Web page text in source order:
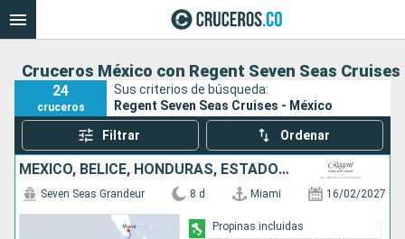
Cruceros México con Regent Seven Seas Cruises
24
cruceros
Sus criterios de búsqueda:
Regent Seven Seas Cruises - México
Filtrar Ordenar
MÉXICO, BELICE, HONDURAS, ESTADOS UNIDOS
Seven Seas Grandeur 8 d Miami 16/02/2027
Propinas incluidas